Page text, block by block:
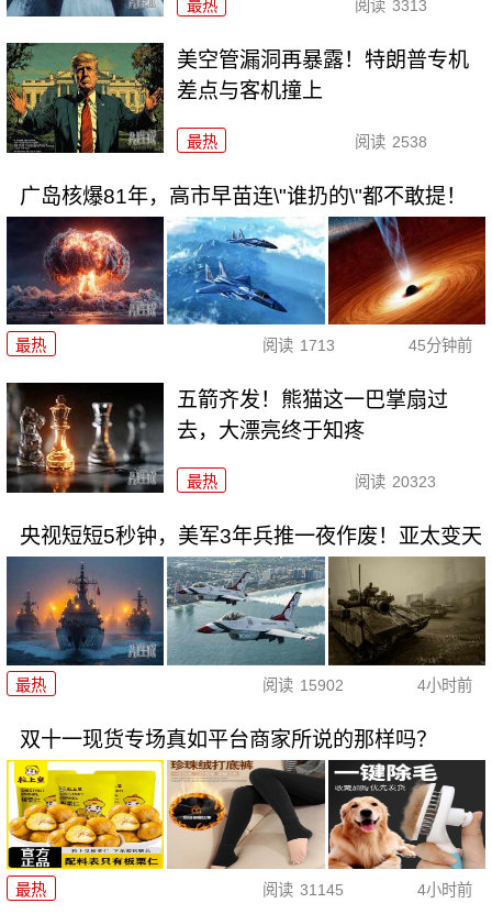
最热 阅读 3313
美空管漏洞再暴露！特朗普专机
差点与客机撞上
最热 阅读 2538
广岛核爆81年，高市早苗连\"谁扔的\"都不敢提！
最热 阅读 1713 45分钟前
五箭齐发！熊猫这一巴掌扇过
去，大漂亮终于知疼
最热 阅读 20323
央视短短5秒钟，美军3年兵推一夜作废！亚太变天
最热 阅读 15902 4小时前
双十一现货专场真如平台商家所说的那样吗？
最热 阅读 31145 4小时前